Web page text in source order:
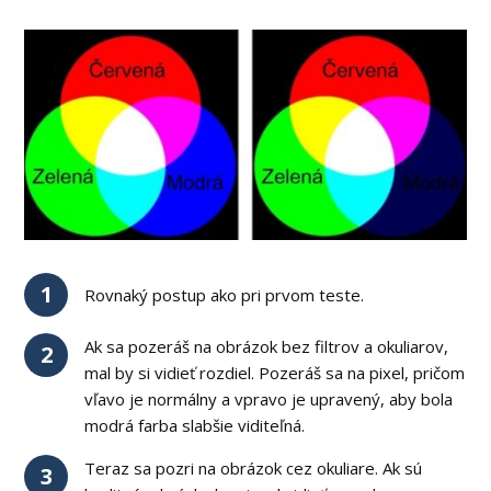
1 Rovnaký postup ako pri prvom teste.
2
Ak sa pozeráš na obrázok bez filtrov a okuliarov,
mal by si vidieť rozdiel. Pozeráš sa na pixel, pričom
vľavo je normálny a vpravo je upravený, aby bola
modrá farba slabšie viditeľná.
3
Teraz sa pozri na obrázok cez okuliare. Ak sú